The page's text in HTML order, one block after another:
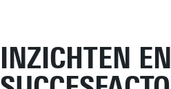
INZICHTEN EN